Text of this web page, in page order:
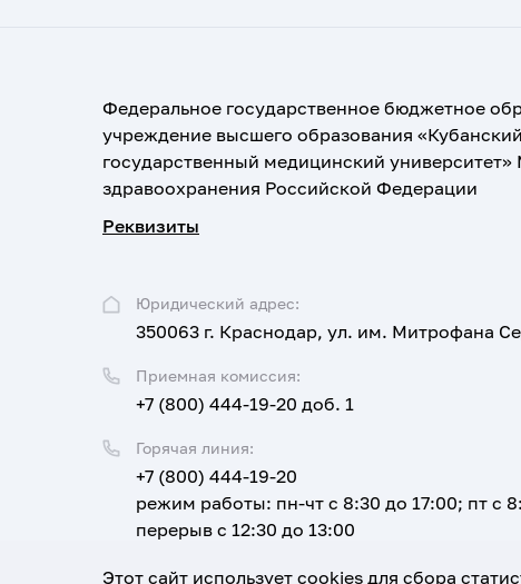
Федеральное государственное бюджетное
учреждение высшего образования «Кубанский
государственный медицинский университет»
здравоохранения Российской Федерации
Реквизиты
Юридический адрес:
350063 г. Краснодар, ул. им. Митрофана
Приемная комиссия:
+7 (800) 444-19-20 доб. 1
Горячая линия:
+7 (800) 444-19-20
режим работы: пн-чт с 8:30 до 17:00; пт с
перерыв с 12:30 до 13:00
Email:
Этот сайт использует cookies для сбора